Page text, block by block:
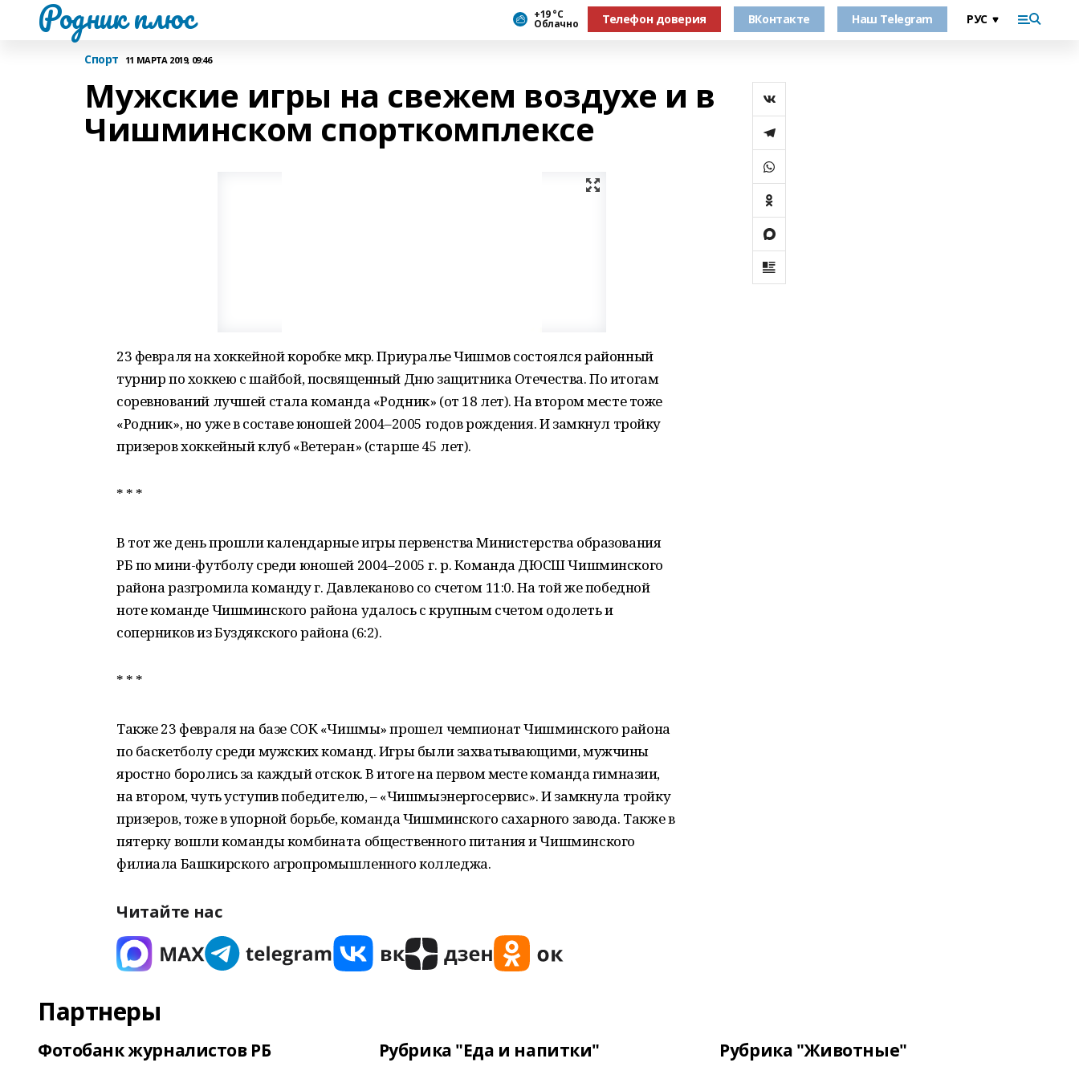
Родник плюс +19 °С
Облачно Телефон доверия ВКонтакте Наш Telegram
Спорт 11 МАРТА 2019, 09:46
Мужские игры на свежем воздухе и в
Чишминском спорткомплексе
23 февраля на хоккейной коробке мкр. Приуралье Чишмов состоялся районный
турнир по хоккею с шайбой, посвященный Дню защитника Отечества. По итогам
соревнований лучшей стала команда «Родник» (от 18 лет). На втором месте тоже
«Родник», но уже в составе юношей 2004–2005 годов рождения. И замкнул тройку
призеров хоккейный клуб «Ветеран» (старше 45 лет).
* * *
В тот же день прошли календарные игры первенства Министерства образования
РБ по мини-футболу среди юношей 2004–2005 г. р. Команда ДЮСШ Чишминского
района разгромила команду г. Давлеканово со счетом 11:0. На той же победной
ноте команде Чишминского района удалось с крупным счетом одолеть и
соперников из Буздякского района (6:2).
* * *
Также 23 февраля на базе СОК «Чишмы» прошел чемпионат Чишминского района
по баскетболу среди мужских команд. Игры были захватывающими, мужчины
яростно боролись за каждый отскок. В итоге на первом месте команда гимназии,
на втором, чуть уступив победителю, – «Чишмыэнергосервис». И замкнула тройку
призеров, тоже в упорной борьбе, команда Чишминского сахарного завода. Также в
пятерку вошли команды комбината общественного питания и Чишминского
филиала Башкирского агропромышленного колледжа.
Читайте нас
Партнеры
Фотобанк журналистов РБ Рубрика "Еда и напитки" Рубрика "Животные"